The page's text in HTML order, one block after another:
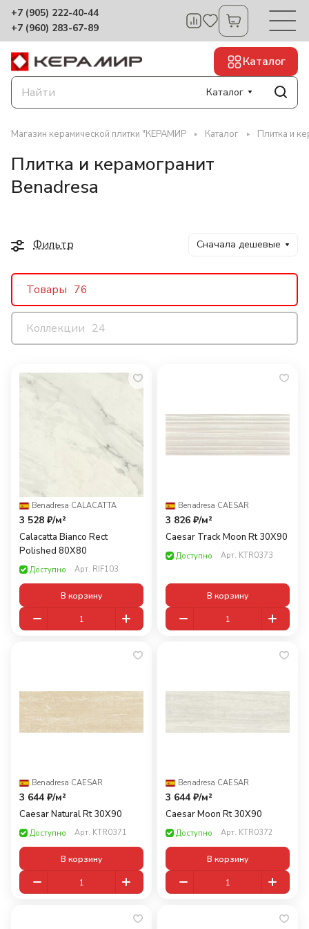
+7 (905) 222-40-44
+7 (960) 283-67-89
Каталог
Каталог
Магазин керамической плитки "КЕРАМИР Каталог Плитка и
Плитка и керамогранит
Benadresa
Фильтр Сначала дешевые
Товары 76
Коллекции 24
Benadresa·CALACATTA
3 528 ₽/м²
Calacatta Bianco Rect
Polished 80X80
Доступно Арт. RIF103
В корзину
Benadresa·CAESAR
3 826 ₽/м²
Caesar Track Moon Rt 30X90
Доступно Арт. KTR0373
В корзину
Benadresa·CAESAR
3 644 ₽/м²
Caesar Natural Rt 30X90
Доступно Арт. KTR0371
В корзину
Benadresa·CAESAR
3 644 ₽/м²
Caesar Moon Rt 30X90
Доступно Арт. KTR0372
В корзину